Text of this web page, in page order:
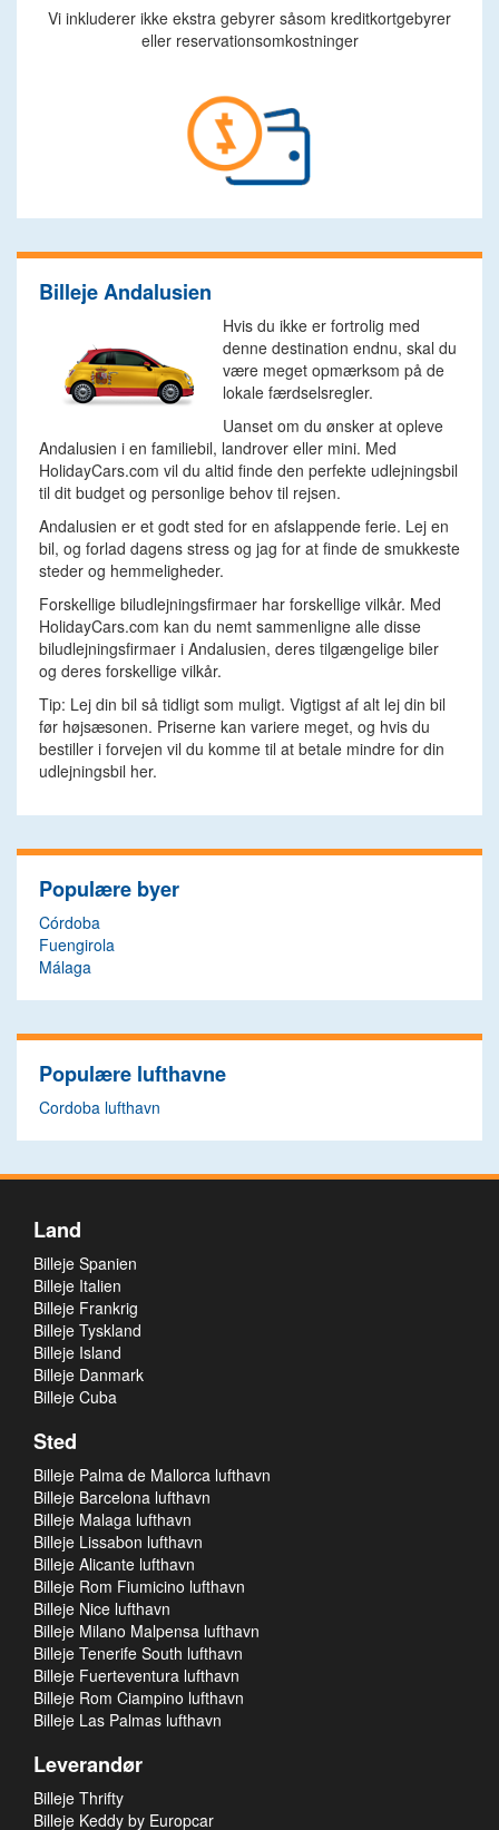
Vi inkluderer ikke ekstra gebyrer såsom kreditkortgebyrer
eller reservationsomkostninger
Billeje Andalusien
Hvis du ikke er fortrolig med
denne destination endnu, skal du
være meget opmærksom på de
lokale færdselsregler.
Uanset om du ønsker at opleve
Andalusien i en familiebil, landrover eller mini. Med
HolidayCars.com vil du altid finde den perfekte udlejningsbil
til dit budget og personlige behov til rejsen.
Andalusien er et godt sted for en afslappende ferie. Lej en
bil, og forlad dagens stress og jag for at finde de smukkeste
steder og hemmeligheder.
Forskellige biludlejningsfirmaer har forskellige vilkår. Med
HolidayCars.com kan du nemt sammenligne alle disse
biludlejningsfirmaer i Andalusien, deres tilgængelige biler
og deres forskellige vilkår.
Tip: Lej din bil så tidligt som muligt. Vigtigst af alt lej din bil
før højsæsonen. Priserne kan variere meget, og hvis du
bestiller i forvejen vil du komme til at betale mindre for din
udlejningsbil her.
Populære byer
Córdoba
Fuengirola
Málaga
Populære lufthavne
Cordoba lufthavn
Land
Billeje Spanien
Billeje Italien
Billeje Frankrig
Billeje Tyskland
Billeje Island
Billeje Danmark
Billeje Cuba
Sted
Billeje Palma de Mallorca lufthavn
Billeje Barcelona lufthavn
Billeje Malaga lufthavn
Billeje Lissabon lufthavn
Billeje Alicante lufthavn
Billeje Rom Fiumicino lufthavn
Billeje Nice lufthavn
Billeje Milano Malpensa lufthavn
Billeje Tenerife South lufthavn
Billeje Fuerteventura lufthavn
Billeje Rom Ciampino lufthavn
Billeje Las Palmas lufthavn
Leverandør
Billeje Thrifty
Billeje Keddy by Europcar